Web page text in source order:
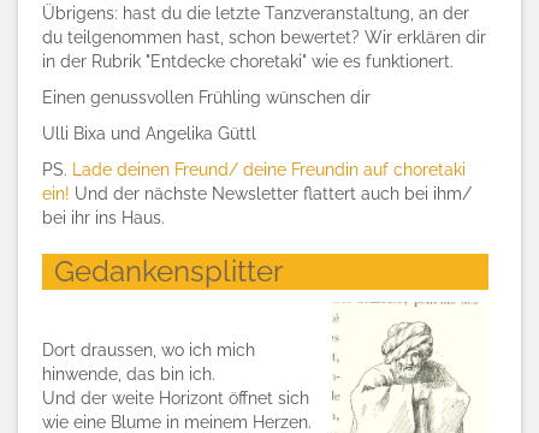
Übrigens: hast du die letzte Tanzveranstaltung, an der
du teilgenommen hast, schon bewertet? Wir erklären dir
in der Rubrik "Entdecke choretaki" wie es funktionert.
Einen genussvollen Frühling wünschen dir
Ulli Bixa und Angelika Güttl
PS.
Lade deinen Freund/ deine Freundin auf choretaki
ein! Und der nächste Newsletter flattert auch bei ihm/
bei ihr ins Haus.
Gedankensplitter
Dort draussen, wo ich mich
hinwende, das bin ich.
Und der weite Horizont öffnet sich
wie eine Blume in meinem Herzen.